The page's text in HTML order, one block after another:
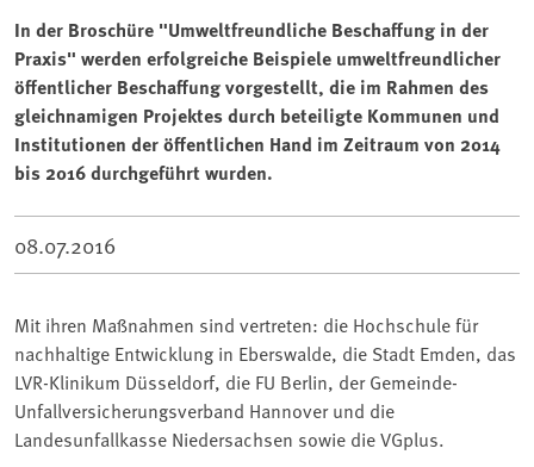
In der Broschüre "Umweltfreundliche Beschaffung in der
Praxis" werden erfolgreiche Beispiele umweltfreundlicher
öffentlicher Beschaffung vorgestellt, die im Rahmen des
gleichnamigen Projektes durch beteiligte Kommunen und
Institutionen der öffentlichen Hand im Zeitraum von 2014
bis 2016 durchgeführt wurden.
08.07.2016
Mit ihren Maßnahmen sind vertreten: die Hochschule für
nachhaltige Entwicklung in Eberswalde, die Stadt Emden, das
LVR-Klinikum Düsseldorf, die FU Berlin, der Gemeinde-
Unfallversicherungsverband Hannover und die
Landesunfallkasse Niedersachsen sowie die VGplus.